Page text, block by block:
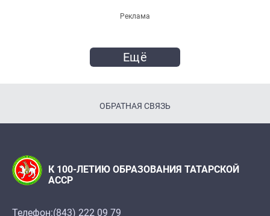
Реклама
Ещё
ОБРАТНАЯ СВЯЗЬ
К 100-ЛЕТИЮ ОБРАЗОВАНИЯ ТАТАРСКОЙ
АССР
Телефон:(843) 222 09 79